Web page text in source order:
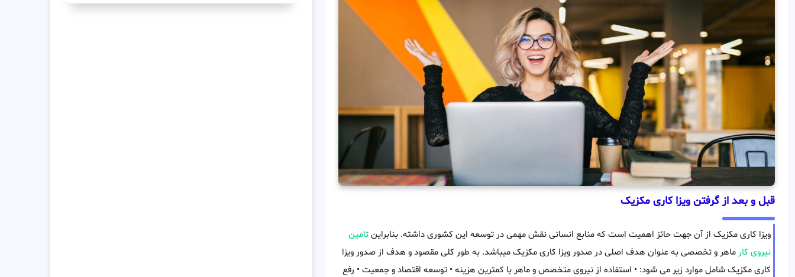
قبل و بعد از گرفتن ویزا کاری مکزیک
ویزا کاری مکزیک از آن جهت حائز اهمیت است که منابع انسانی نقش مهمی در توسعه این کشوری داشته. بنابراینتامین
نیروی کار ماهر و تخصصی به عنوان هدف اصلی در صدور ویزا کاری مکزیک میباشد. به طور کلی مقصود و هدف از صدور ویزا
کاری مکزیک شامل موارد زیر می شود: • استفاده از نیروی متخصص و ماهر با کمترین هزینه • توسعه اقتصاد و جمعیت • رفع